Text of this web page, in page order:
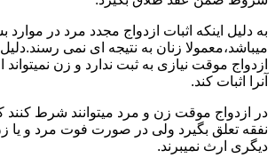
به دلیل اینکه اثبات ازدواج مجدد مرد در موارد
میباشد،معمولا زنان به نتیجه ای نمی
ازدواج موقت نیازی به ثبت ندارد و زن
آنرا اثبات کند.
در ازدواج موقت زن و مرد میتوانند شرط کنند
نفقه تعلق بگیرد ولی در صورت فوت مرد و یا
دیگری ارث نمیبرند.